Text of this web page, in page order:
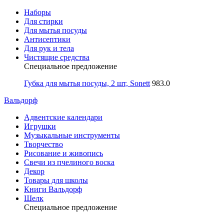
Наборы
Для стирки
Для мытья посуды
Антисептики
Для рук и тела
Чистящие средства
Специальное предложение
Губка для мытья посуды, 2 шт, Sonett 983.0
Вальдорф
Адвентские календари
Игрушки
Музыкальные инструменты
Творчество
Рисование и живопись
Свечи из пчелиного воска
Декор
Товары для школы
Книги Вальдорф
Шелк
Специальное предложение